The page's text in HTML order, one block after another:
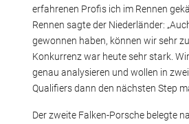
erfahrenen Profis ich im Rennen
Rennen sagte der Niederländer:
gewonnen haben, können wir sehr
Konkurrenz war heute sehr stark.
genau analysieren und wollen in
Qualifiers dann den nächsten Step
Der zweite Falken-Porsche belegte